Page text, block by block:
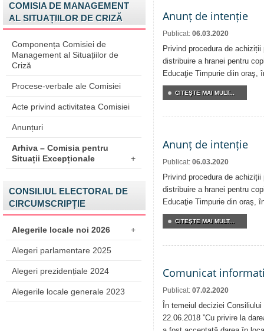
COMISIA DE MANAGEMENT
AL SITUAȚIILOR DE CRIZĂ
Componența Comisiei de
Management al Situațiilor de
Criză
Procese-verbale ale Comisiei
Acte privind activitatea Comisiei
Anunțuri
Arhiva – Comisia pentru
Situații Excepționale
+
CONSILIUL ELECTORAL DE
CIRCUMSCRIPȚIE
Alegerile locale noi 2026 +
Alegeri parlamentare 2025
Alegeri prezidențiale 2024
Alegerile locale generale 2023
Anunț de intenție
Publicat: 06.03.2020
Privind procedura de
distribuire a hranei pentru
Educaţie Timpurie diin oraş,
CITEŞTE MAI MULT...
Anunț de intenție
Publicat: 06.03.2020
Privind procedura de
distribuire a hranei pentru
Educaţie Timpurie din oraş,
CITEŞTE MAI MULT...
Comunicat
Publicat: 07.02.2020
În temeiul deciziei
22.06.2018 ”Cu privire la